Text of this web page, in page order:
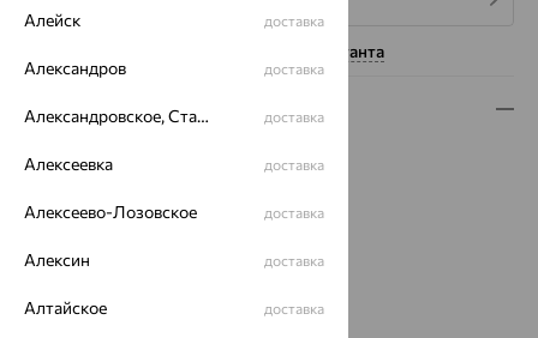
Нужна помощь консультанта
Описание
Вид изделия:
Металл:Серебро
Страна происхождения:
РОССИЯ
Вид покрытия:
Алейск доставка
Александров доставка
Александровское, Ставропольский край доставка
Алексеевка доставка
Алексеево-Лозовское доставка
Алексин доставка
Алтайское доставка